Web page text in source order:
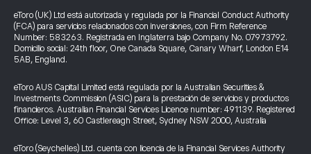
eToro (UK) Ltd está autorizada y regulada por la Financial Conduct Authority
(FCA) para servicios relacionados con inversiones, con Firm Reference
Number: 583263. Registrada en Inglaterra bajo Company No. 07973792.
Domicilio social: 24th floor, One Canada Square, Canary Wharf, London E14
5AB, England.
eToro AUS Capital Limited está regulada por la Australian Securities &
Investments Commission (ASIC) para la prestación de servicios y productos
financieros. Australian Financial Services Licence number: 491139. Registered
Office: Level 3, 60 Castlereagh Street, Sydney NSW 2000, Australia
eToro (Seychelles) Ltd. cuenta con licencia de la Financial Services Authority